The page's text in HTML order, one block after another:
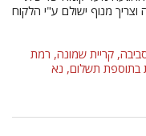
קריית שמונה, רמת
בתוספת תשלום, נא